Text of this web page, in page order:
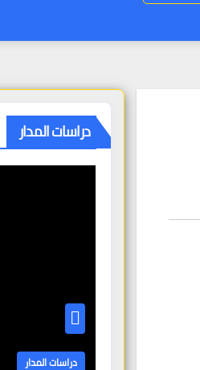
دراسات المدار
دراسات المدار